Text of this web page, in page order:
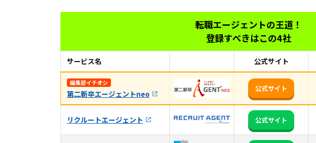
転職エージェントの王道！
登録すべきはこの4社
サービス名 公式サイト
編集部イチオシ
第二新卒エージェントneo
公式サイト
リクルートエージェント 公式サイト